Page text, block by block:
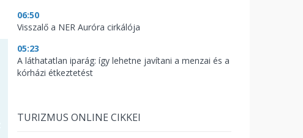
06:50
Visszalő a NER Auróra cirkálója
05:23
A láthatatlan iparág: így lehetne javítani a menzai és a
kórházi étkeztetést
TURIZMUS ONLINE CIKKEI